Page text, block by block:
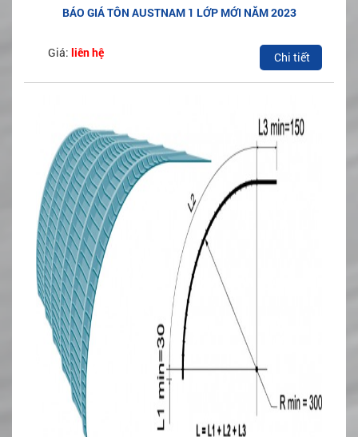
BÁO GIÁ TÔN AUSTNAM 1 LỚP MỚI NĂM 2023
Giá: liên hệ Chi tiết